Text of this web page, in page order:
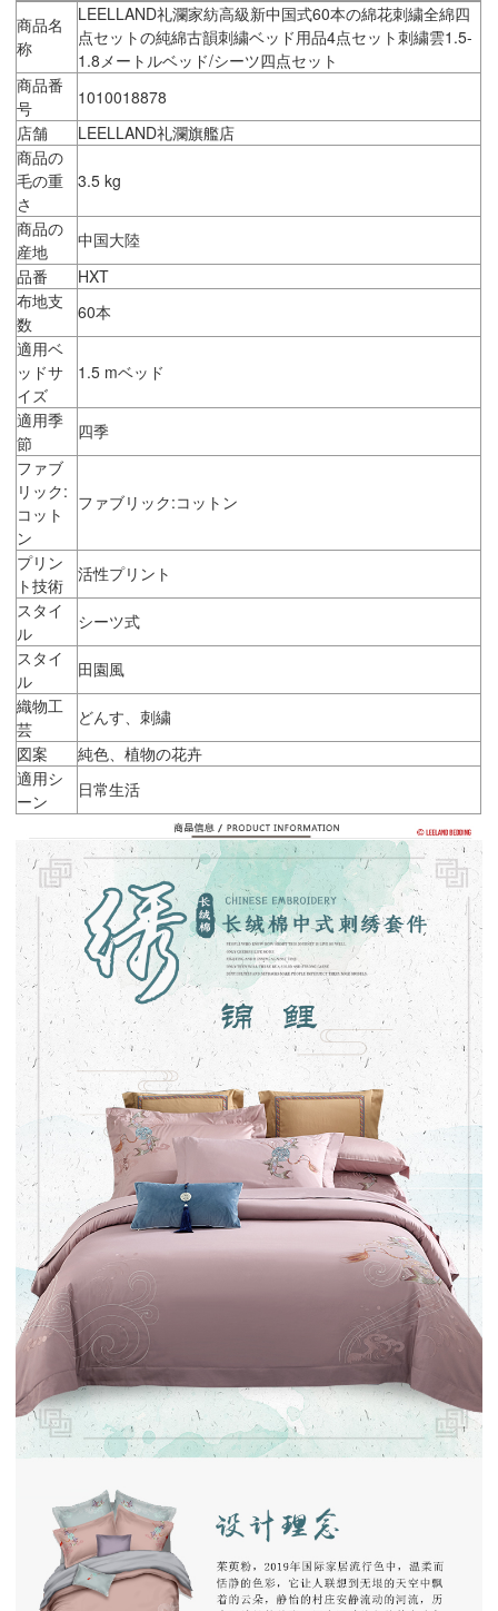
商品名
称
LEELLAND礼瀾家紡高級新中国式60本の綿花刺繍全綿四
点セットの純綿古韻刺繍ベッド用品4点セット刺繍雲1.5-
1.8メートルベッド/シーツ四点セット
商品番
号
1010018878
店舗
LEELLAND礼瀾旗艦店
商品の
毛の重
さ
3.5 kg
商品の
産地
中国大陸
品番
HXT
布地支
数
60本
適用ベ
ッドサ
イズ
1.5 mベッド
適用季
節
四季
ファブ
リック:
コット
ン
ファブリック:コットン
プリン
ト技術
活性プリント
スタイ
ル
シーツ式
スタイ
ル
田園風
織物工
芸
どんす、刺繍
図案
純色、植物の花卉
適用シ
ーン
日常生活